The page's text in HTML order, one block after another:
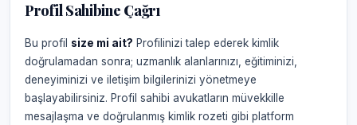
Profil Sahibine Çağrı
Bu profil size mi ait? Profilinizi talep ederek kimlik
doğrulamadan sonra; uzmanlık alanlarınızı, eğitiminizi,
deneyiminizi ve iletişim bilgilerinizi yönetmeye
başlayabilirsiniz. Profil sahibi avukatların müvekkille
mesajlaşma ve doğrulanmış kimlik rozeti gibi platform